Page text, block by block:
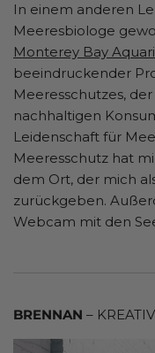
In einem anderen
Meeresbiologe
Monterey Bay
beeindruckender
Meeresschutzes,
nachhaltigen
Leidenschaft für
Meeresschutz hat
dem Ort, der mich
zurückgeben.
Webcam mit den
BRENNAN –